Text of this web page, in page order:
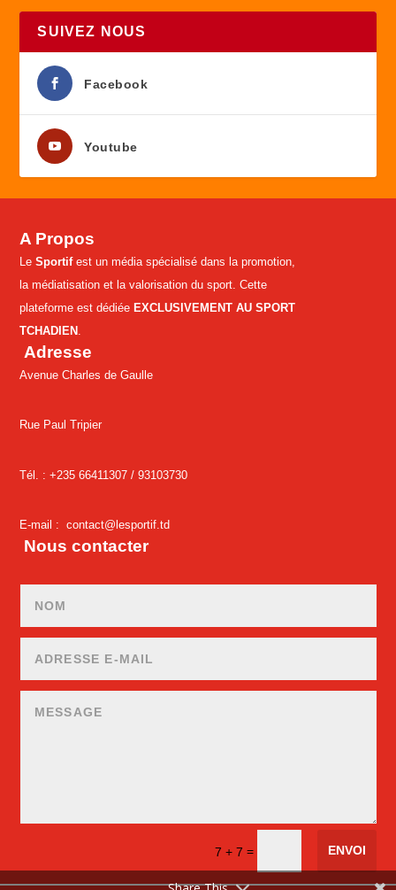
SUIVEZ NOUS
Facebook
Youtube
A Propos
LeSportifest un média spécialisé dans la promotion,
la médiatisation et la valorisation du sport. Cette
plateforme est dédiée EXCLUSIVEMENT AU SPORT
TCHADIEN
Adresse
Avenue Charles de Gaulle
Rue Paul Tripier
Tél. : +235 66411307 /93103730
E-mail :contact@lesportif.td
Nous contacter
7 + 7 = ENVOI